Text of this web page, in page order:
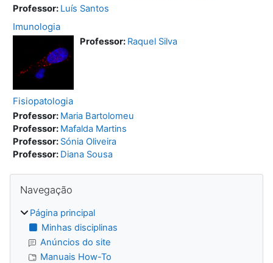
Professor: Luís Santos
Imunologia
Professor: Raquel Silva
Fisiopatologia
Professor: Maria Bartolomeu
Professor: Mafalda Martins
Professor: Sónia Oliveira
Professor: Diana Sousa
Blocos
Navegação
Página principal
Minhas disciplinas
Anúncios do site
Manuais How-To